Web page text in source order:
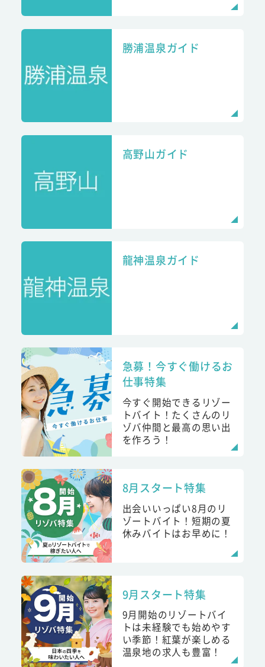
勝浦温泉ガイド
高野山ガイド
龍神温泉ガイド
急募！今すぐ働けるお
仕事特集
今すぐ開始できるリゾー
トバイト！たくさんのリ
ゾバ仲間と最高の思い出
を作ろう！
8月スタート特集
出会いいっぱい8月のリ
ゾートバイト！短期の夏
休みバイトはお早めに！
9月スタート特集
9月開始のリゾートバイ
トは未経験でも始めやす
い季節！紅葉が楽しめる
温泉地の求人も豊富！